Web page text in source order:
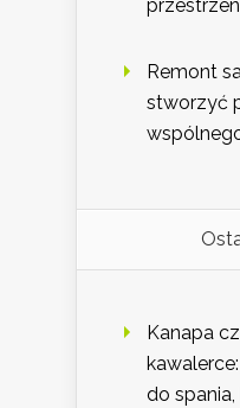
Remont
stworzyć
Kanapa
do